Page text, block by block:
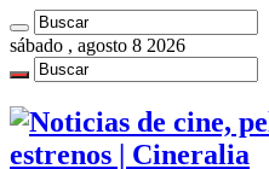
sábado , agosto 8 2026